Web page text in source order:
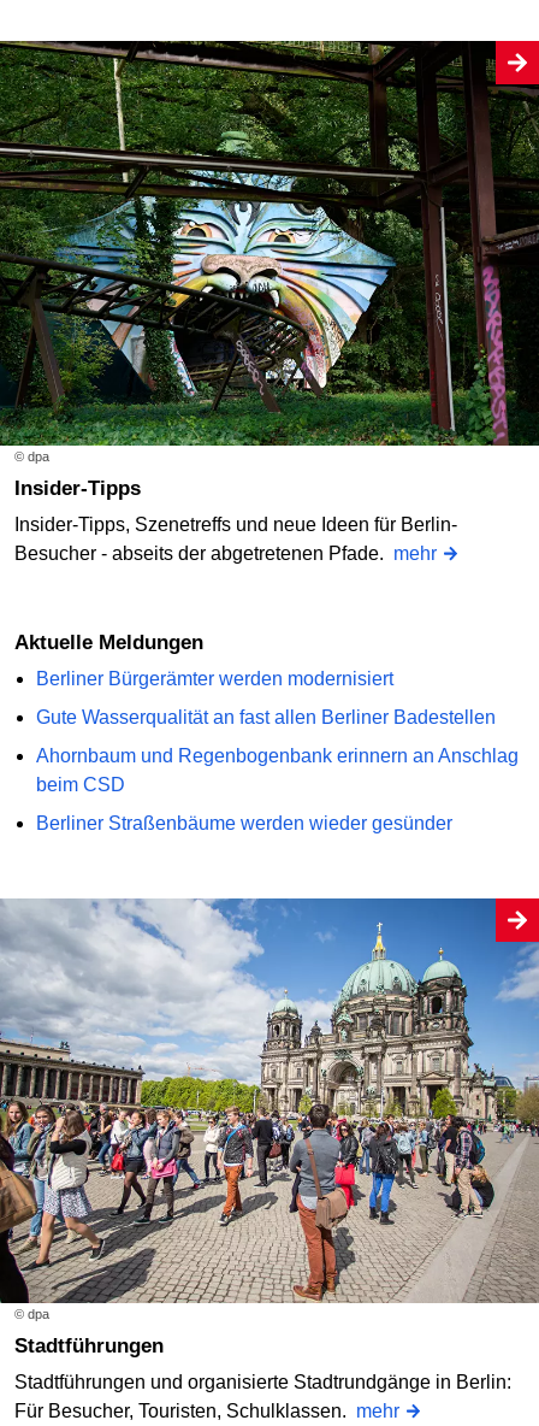
© dpa
Insider-Tipps
Insider-Tipps, Szenetreffs und neue Ideen für Berlin-
Besucher - abseits der abgetretenen Pfade. mehr
Aktuelle Meldungen
Berliner Bürgerämter werden modernisiert
Gute Wasserqualität an fast allen Berliner Badestellen
Ahornbaum und Regenbogenbank erinnern an Anschlag
beim CSD
Berliner Straßenbäume werden wieder gesünder
© dpa
Stadtführungen
Stadtführungen und organisierte Stadtrundgänge in Berlin:
Für Besucher, Touristen, Schulklassen. mehr